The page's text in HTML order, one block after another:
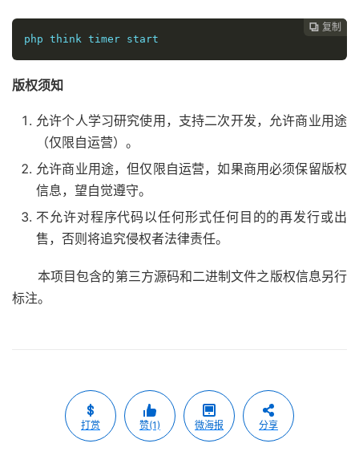
 复制
php think timer start
版权须知
允许个人学习研究使用，支持二次开发，允许商业用途
（仅限自运营）。
允许商业用途，但仅限自运营，如果商用必须保留版权
信息，望自觉遵守。
不允许对程序代码以任何形式任何目的的再发行或出
售，否则将追究侵权者法律责任。
本项目包含的第三方源码和二进制文件之版权信息另行
标注。
打赏 赞(1) 微海报 分享